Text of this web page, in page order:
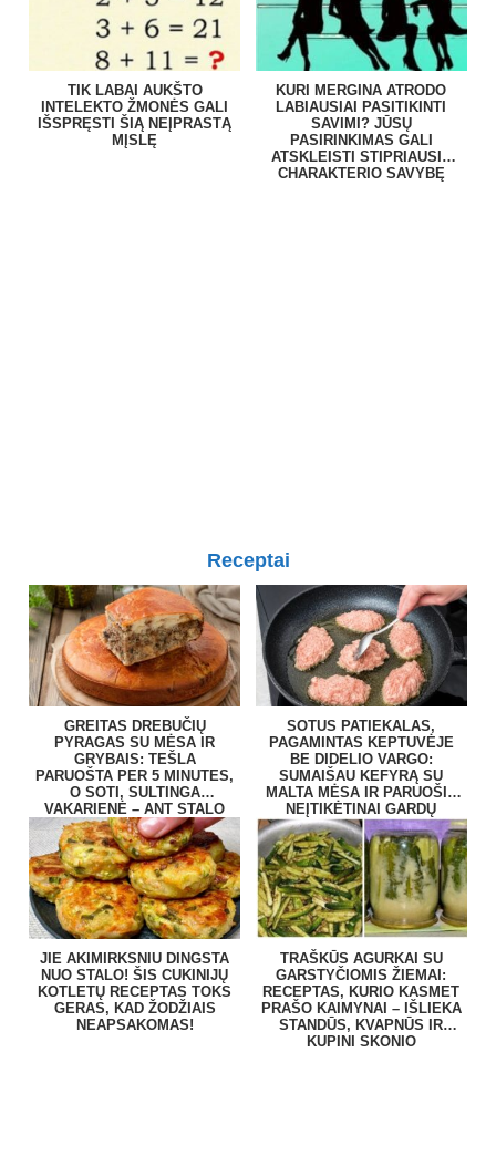
TIK LABAI AUKŠTO
INTELEKTO ŽMONĖS GALI
IŠSPRĘSTI ŠIĄ NEĮPRASTĄ
MĮSLĘ
KURI MERGINA ATRODO
LABIAUSIAI PASITIKINTI
SAVIMI? JŪSŲ
PASIRINKIMAS GALI
ATSKLEISTI STIPRIAUSIĄ
CHARAKTERIO SAVYBĘ
Receptai
GREITAS DREBUČIŲ
PYRAGAS SU MĖSA IR
GRYBAIS: TEŠLA
PARUOŠTA PER 5 MINUTES,
O SOTI, SULTINGA
VAKARIENĖ – ANT STALO
BE VARGO
SOTUS PATIEKALAS,
PAGAMINTAS KEPTUVĖJE
BE DIDELIO VARGO:
SUMAIŠAU KEFYRĄ SU
MALTA MĖSA IR PARUOŠIU
NEĮTIKĖTINAI GARDŲ
PATIEKALĄ
JIE AKIMIRKSNIU DINGSTA
NUO STALO! ŠIS CUKINIJŲ
KOTLETŲ RECEPTAS TOKS
GERAS, KAD ŽODŽIAIS
NEAPSAKOMAS!
TRAŠKŪS AGURKAI SU
GARSTYČIOMIS ŽIEMAI:
RECEPTAS, KURIO KASMET
PRAŠO KAIMYNAI – IŠLIEKA
STANDŪS, KVAPNŪS IR
KUPINI SKONIO